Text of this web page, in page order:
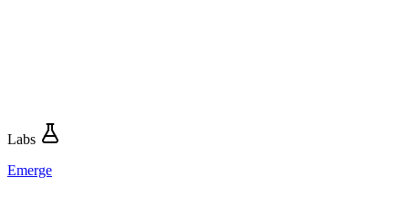
Labs
Emerge